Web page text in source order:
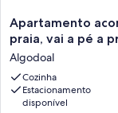
Apartamento
aconchegante
a
90
metros
da
praia,
Apartamento
praia, vai a pé a
Algodoal
Cozinha
Estacionamento
disponível